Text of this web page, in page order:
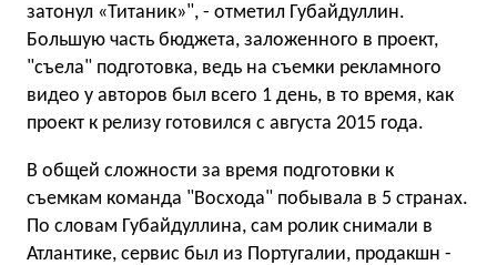
затонул «Титаник»", - отметил Губайдуллин.
Большую часть бюджета, заложенного в проект,
"съела" подготовка, ведь на съемки рекламного
видео у авторов был всего 1 день, в то время, как
проект к релизу готовился с августа 2015 года.
В общей сложности за время подготовки к
съемкам команда "Восхода" побывала в 5 странах.
По словам Губайдуллина, сам ролик снимали в
Атлантике, сервис был из Португалии, продакшн -